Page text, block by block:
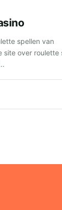
spellen van
site over roulette